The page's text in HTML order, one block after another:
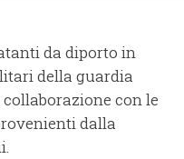
da diporto in
della guardia
con le
dalla